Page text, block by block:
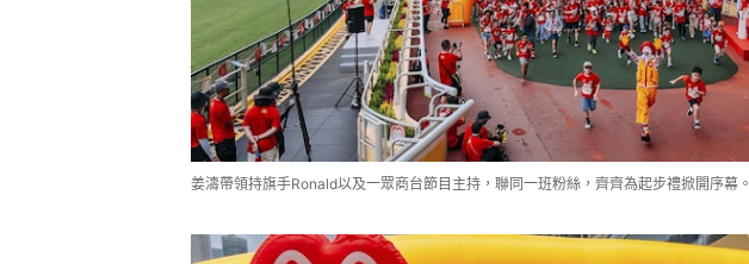
姜濤帶領持旗手Ronald以及一眾商台節目主持，聯同一班粉絲，齊齊為起步禮掀開序幕。